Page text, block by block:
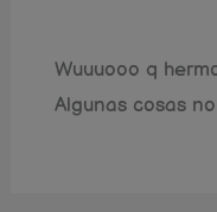
Wuuuooo q
Algunas cosas